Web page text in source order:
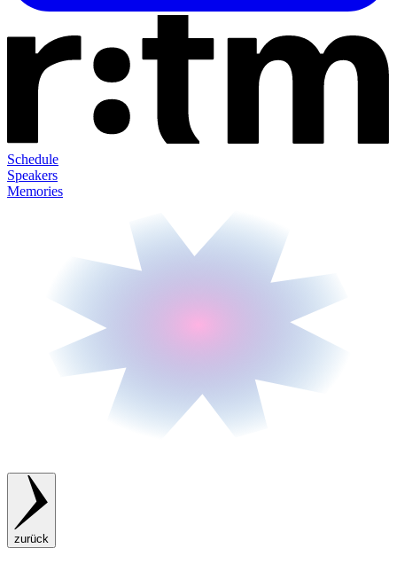
Schedule
Speakers
Memories
zurück